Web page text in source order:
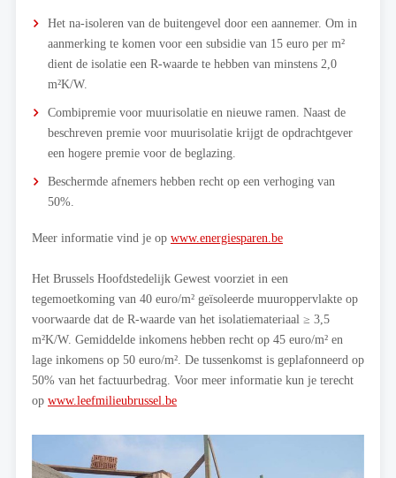
Het na-isoleren van de buitengevel door een aannemer. Om in
aanmerking te komen voor een subsidie van 15 euro per m²
dient de isolatie een R-waarde te hebben van minstens 2,0
m²K/W.
Combipremie voor muurisolatie en nieuwe ramen. Naast de
beschreven premie voor muurisolatie krijgt de opdrachtgever
een hogere premie voor de beglazing.
Beschermde afnemers hebben recht op een verhoging van
50%.
Meer informatie vind je op www.energiesparen.be
Het Brussels Hoofdstedelijk Gewest voorziet in een
tegemoetkoming van 40 euro/m² geïsoleerde muuroppervlakte op
voorwaarde dat de R-waarde van het isolatiemateriaal ≥ 3,5
m²K/W. Gemiddelde inkomens hebben recht op 45 euro/m² en
lage inkomens op 50 euro/m². De tussenkomst is geplafonneerd op
50% van het factuurbedrag. Voor meer informatie kun je terecht
op www.leefmilieubrussel.be